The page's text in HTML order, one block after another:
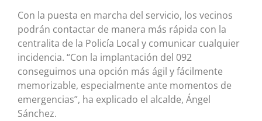
Con la puesta en marcha del servicio, los vecinos
podrán contactar de manera más rápida con la
centralita de la Policía Local y comunicar cualquier
incidencia. “Con la implantación del 092
conseguimos una opción más ágil y fácilmente
memorizable, especialmente ante momentos de
emergencias”, ha explicado el alcalde, Ángel
Sánchez.